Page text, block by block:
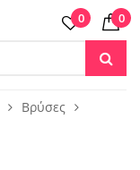
0 0
Βρύσες